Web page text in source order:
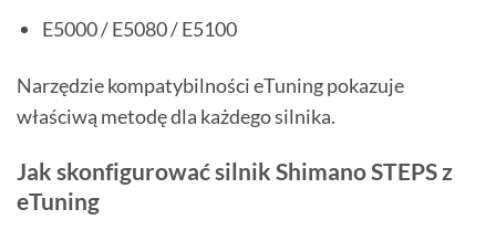
E5000 / E5080 / E5100
Narzędzie kompatybilności eTuning pokazuje
właściwą metodę dla każdego silnika.
Jak skonfigurować silnik Shimano STEPS z
eTuning